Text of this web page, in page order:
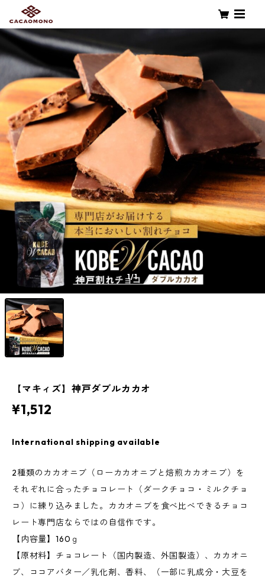
1/1
【マキィズ】神戸ダブルカカオ
¥1,512
International shipping available
2種類のカカオニブ（ローカカオニブと焙煎カカオニブ）を
それぞれに合ったチョコレート（ダークチョコ・ミルクチョ
コ）に練り込みました。カカオニブを食べ比べできるチョコ
レート専門店ならではの自信作です。
【内容量】160ｇ
【原材料】チョコレート（国内製造、外国製造）、カカオニ
ブ、ココアバター／乳化剤、香料、（一部に乳成分・大豆を